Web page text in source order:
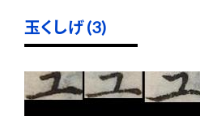
玉くしげ (3)